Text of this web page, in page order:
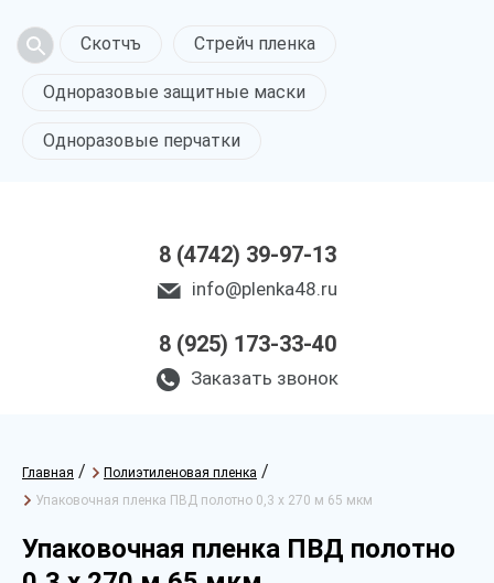
Скотчъ Стрейч пленка
Одноразовые защитные маски
Одноразовые перчатки
8 (4742) 39-97-13
info@plenka48.ru
8 (925) 173-33-40
Заказать звонок
Главная / Полиэтиленовая пленка /
Упаковочная пленка ПВД полотно 0,3 х 270 м 65 мкм
Упаковочная пленка ПВД полотно